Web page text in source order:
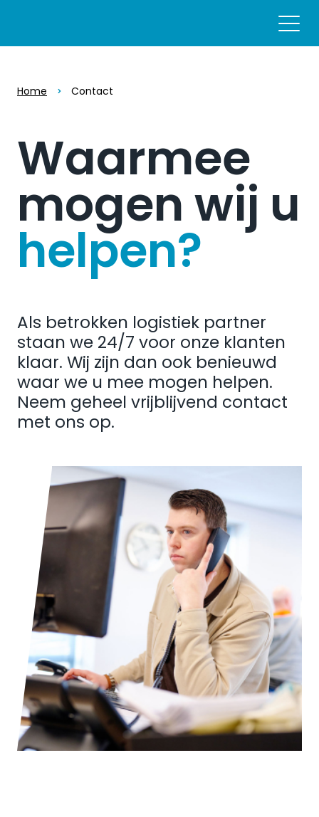
Home Contact
Waarmee
mogen wij u
helpen?
Als betrokken logistiek partner
staan we 24/7 voor onze klanten
klaar. Wij zijn dan ook benieuwd
waar we u mee mogen helpen.
Neem geheel vrijblijvend contact
met ons op.